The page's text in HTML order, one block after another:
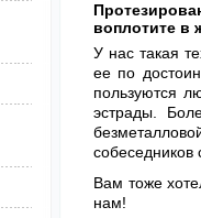
воплотите в
У нас такая
ее по
пользуются
эстрады.
собеседников
Вам тоже
нам!